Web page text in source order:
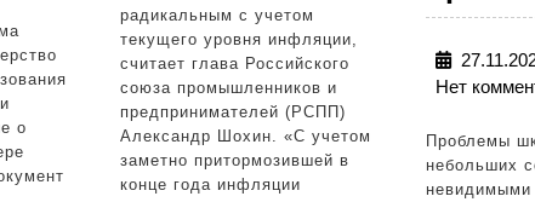
о
снижение
ключевой
ставки
ЦБ
радикальным с учетом
текущего уровня инфляции,
считает глава Российского
союза промышленников и
предпринимателей (РСПП)
Александр Шохин. «С учетом
заметно притормозившей в
конце года инфляции
Нет
Проблемы
небольших
невидимыми